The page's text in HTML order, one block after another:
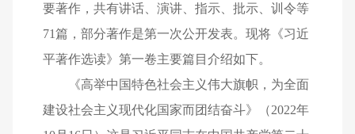
要著作，共有讲话、演讲、指示、批示、训令等
71篇，部分著作是第一次公开发表。现将《习近
平著作选读》第一卷主要篇目介绍如下。
《高举中国特色社会主义伟大旗帜，为全面
建设社会主义现代化国家而团结奋斗》（2022年